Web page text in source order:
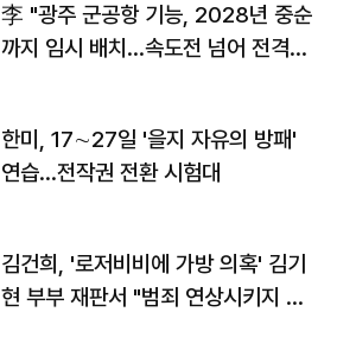
李 "광주 군공항 기능, 2028년 중순
까지 임시 배치…속도전 넘어 전격
한미, 17∼27일 '을지 자유의 방패'
연습…전작권 전환 시험대
김건희, '로저비비에 가방 의혹' 김기
현 부부 재판서 "범죄 연상시키지 말